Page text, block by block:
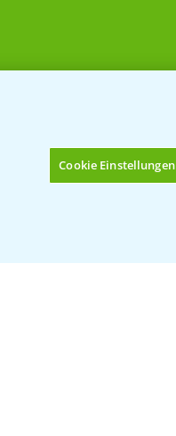
Cookie Einstellungen